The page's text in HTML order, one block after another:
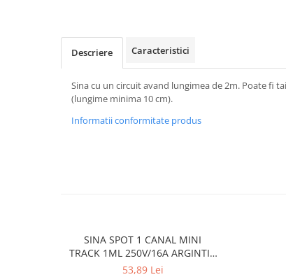
PLAFONIERE VINTAGE
ACCESORII & CABLU VINTAGE
SUSPENSII COPII
Descriere Caracteristici
Sina cu un circuit avand lungimea de 2m. Poate fi
(lungime minima 10 cm).
Informatii conformitate produs
SINA SPOT 1 CANAL MINI
TRACK 1ML 250V/16A ARGINTIU
ARELUX
53,89 Lei